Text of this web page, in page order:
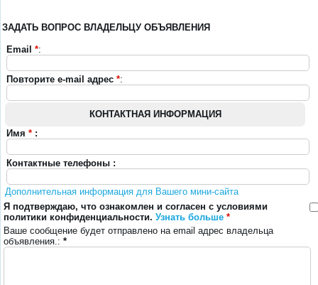
ЗАДАТЬ ВОПРОС ВЛАДЕЛЬЦУ ОБЪЯВЛЕНИЯ
Email *:
Повторите e-mail адрес *:
КОНТАКТНАЯ ИНФОРМАЦИЯ
Имя * :
Контактные телефоны :
Дополнительная информация для Вашего мини-сайта
Я подтверждаю, что ознакомлен и согласен с условиями
политики конфиденциальности. Узнать больше *
Ваше сообщение будет отправлено на email адрес владельца
объявления.: *